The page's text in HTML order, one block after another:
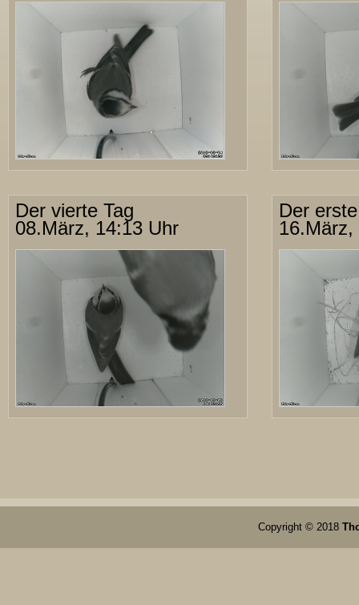
Der vierte Tag
08.März, 14:13 Uhr
Der
16.März,
Copyright © 2018